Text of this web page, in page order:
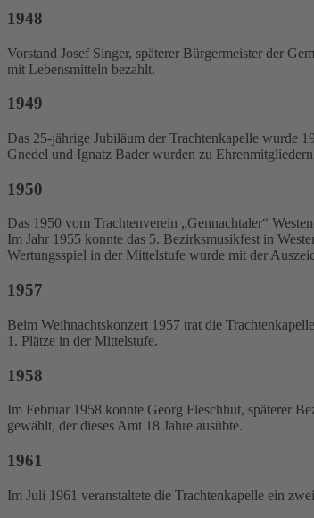
1948
Vorstand Josef Singer, späterer Bürgermeister der
mit Lebensmitteln bezahlt.
1949
Das 25-jährige Jubiläum der Trachtenkapelle wurde
Gnedel und Ignatz Bader wurden zu
1950
Das 1950 vom Trachtenverein „Gennachtaler“
Im Jahr 1955 konnte das 5. Bezirksmusikfest in
Wertungsspiel in der Mittelstufe wurde mit der
1957
Beim Weihnachtskonzert 1957 trat die
1. Plätze in der Mittelstufe.
1958
Im Februar 1958 konnte Georg Fleschhut, späterer
gewählt, der dieses Amt 18 Jahre ausübte.
1961
Im Juli 1961 veranstaltete die Trachtenkapelle ein